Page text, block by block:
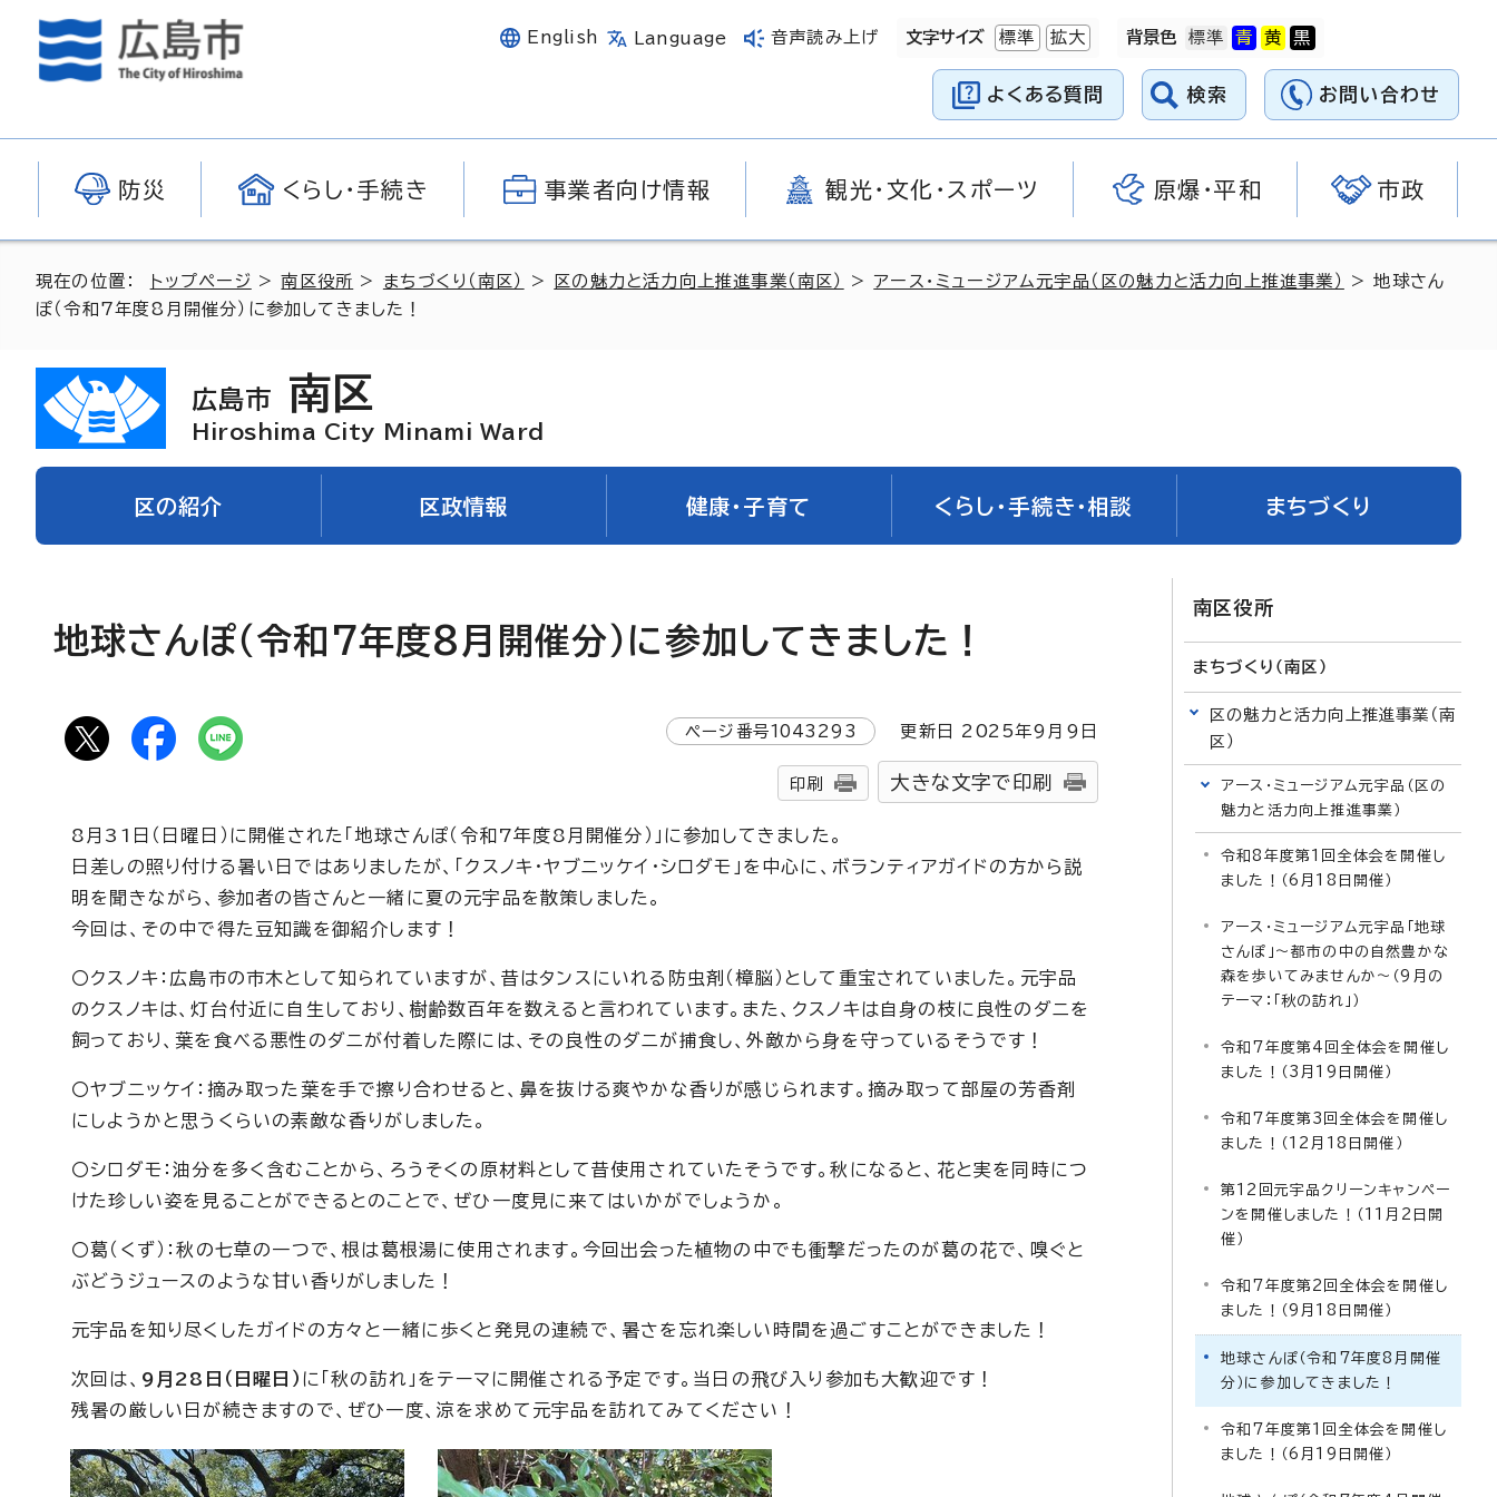
English Language 音声読み上げ 文字サイズ 標準 拡大 背景色
よくある質問 検索 お問い合わせ
防災 くらし・手続き 事業者向け情報 観光・文化・スポーツ 原爆・平和 市政
現在の位置： トップページ >南区役所 > まちづくり（南区） > 区の魅力と活力向上推進事業（南区） > アース・ミュージアム元宇品（区の魅力と活力向上推進事業）
> 地球さん
ぽ（令和7年度8月開催分）に参加してきました！
広島市 南区
Hiroshima City Minami Ward
区の紹介 区政情報 健康・子育て くらし・手続き・相談 まちづくり
地球さんぽ（令和7年度8月開催分）に参加してきました！
ページ番号1043293 更新日 2025年9月9日
印刷 大きな文字で印刷
8月31日（日曜日）に開催された「地球さんぽ（令和7年度8月開催分）」に参加してきました。
日差しの照り付ける暑い日ではありましたが、「クスノキ・ヤブニッケイ・シロダモ」を中心に、ボランティアガイドの方から説
明を聞きながら、参加者の皆さんと一緒に夏の元宇品を散策しました。
今回は、その中で得た豆知識を御紹介します！
〇クスノキ：広島市の市木として知られていますが、昔はタンスにいれる防虫剤（樟脳）として重宝されていました。元宇品
のクスノキは、灯台付近に自生しており、樹齢数百年を数えると言われています。また、クスノキは自身の枝に良性のダニを
飼っており、葉を食べる悪性のダニが付着した際には、その良性のダニが捕食し、外敵から身を守っているそうです！
〇ヤブニッケイ：摘み取った葉を手で擦り合わせると、鼻を抜ける爽やかな香りが感じられます。摘み取って部屋の芳香剤
にしようかと思うくらいの素敵な香りがしました。
〇シロダモ：油分を多く含むことから、ろうそくの原材料として昔使用されていたそうです。秋になると、花と実を同時につ
けた珍しい姿を見ることができるとのことで、ぜひ一度見に来てはいかがでしょうか。
〇葛（くず）：秋の七草の一つで、根は葛根湯に使用されます。今回出会った植物の中でも衝撃だったのが葛の花で、嗅ぐと
ぶどうジュースのような甘い香りがしました！
元宇品を知り尽くしたガイドの方々と一緒に歩くと発見の連続で、暑さを忘れ楽しい時間を過ごすことができました！
次回は、 9月28日（日曜日） に「秋の訪れ」をテーマに開催される予定です。当日の飛び入り参加も大歓迎です！
残暑の厳しい日が続きますので、ぜひ一度、涼を求めて元宇品を訪れてみてください！
南区役所
まちづくり（南区）
区の魅力と活力向上推進事業（南
区）
アース・ミュージアム元宇品（区の
魅力と活力向上推進事業）
令和8年度第1回全体会を開催し
ました！（6月18日開催）
アース・ミュージアム元宇品「地球
さんぽ」～都市の中の自然豊かな
森を歩いてみませんか～（9月の
テーマ：「秋の訪れ」）
令和7年度第4回全体会を開催し
ました！（3月19日開催）
令和7年度第3回全体会を開催し
ました！（12月18日開催）
第12回元宇品クリーンキャンペー
ンを開催しました！（11月2日開
催）
令和7年度第2回全体会を開催し
ました！（9月18日開催）
地球さんぽ（令和7年度8月開催
分）に参加してきました！
令和7年度第1回全体会を開催し
ました！（6月19日開催）